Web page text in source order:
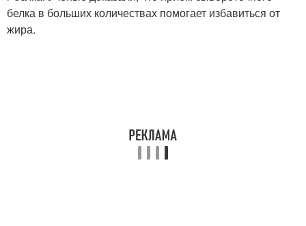
белка в больших количествах помогает избавиться от
жира.